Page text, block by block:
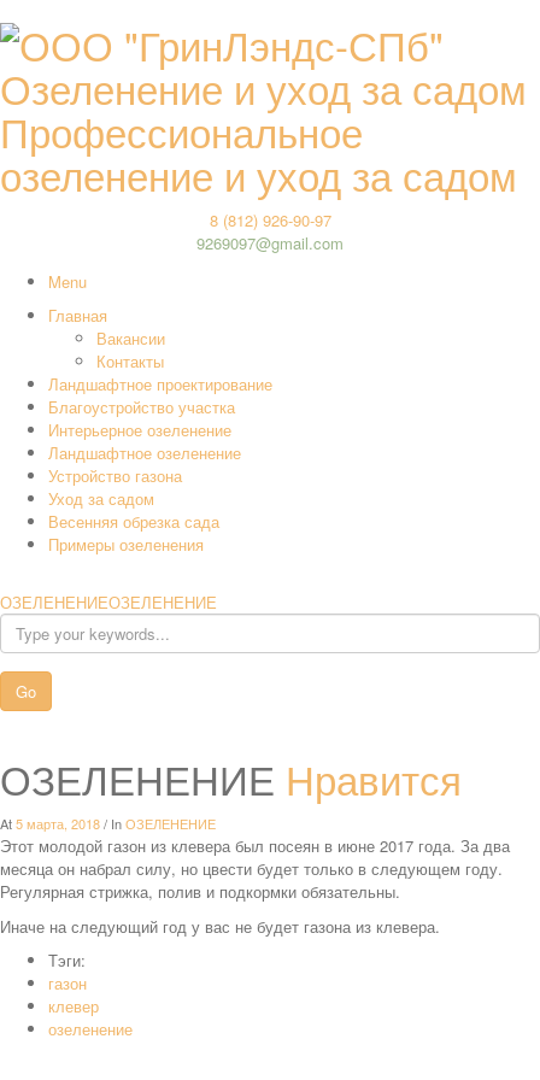
Профессиональное
озеленение и уход за садом
8 (812) 926-90-97
9269097@gmail.com
Menu
Главная
Вакансии
Контакты
Ландшафтное проектирование
Благоустройство участка
Интерьерное озеленение
Ландшафтное озеленение
Устройство газона
Уход за садом
Весенняя обрезка сада
Примеры озеленения
ОЗЕЛЕНЕНИЕОЗЕЛЕНЕНИЕ
ОЗЕЛЕНЕНИЕ Нравится
At5 марта, 2018/ InОЗЕЛЕНЕНИЕ
Этот молодой газон из клевера был посеян в июне 2017 года. За два
месяца он набрал силу, но цвести будет только в следующем году.
Регулярная стрижка, полив и подкормки обязательны.
Иначе на следующий год у вас не будет газона из клевера.
Тэги:
газон
клевер
озеленение